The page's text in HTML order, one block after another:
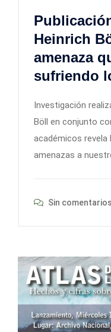
Heinrich
amenaza
sufriendo
Investigación
Böll en conjunto
académicos
amenazas a
Sin comentarios